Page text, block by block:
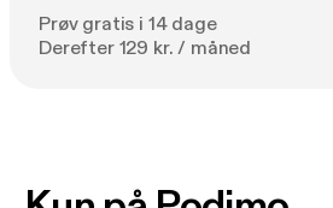
Prøv gratis i 14 dage
Derefter 129 kr. / måned